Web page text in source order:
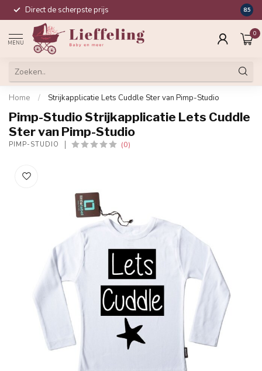
Direct de scherpste prijs 8.5
MENU
0
Home / Strijkapplicatie Lets Cuddle Ster van Pimp-Studio
Pimp-Studio Strijkapplicatie Lets Cuddle
Ster van Pimp-Studio
PIMP-STUDIO (0)